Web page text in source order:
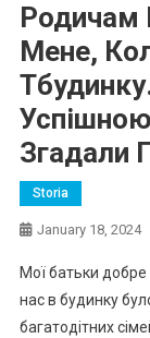
Родичам
Мене,
Згадали
Storia
January 18, 2024
Мої батьки
нас в будинку
багатодітних